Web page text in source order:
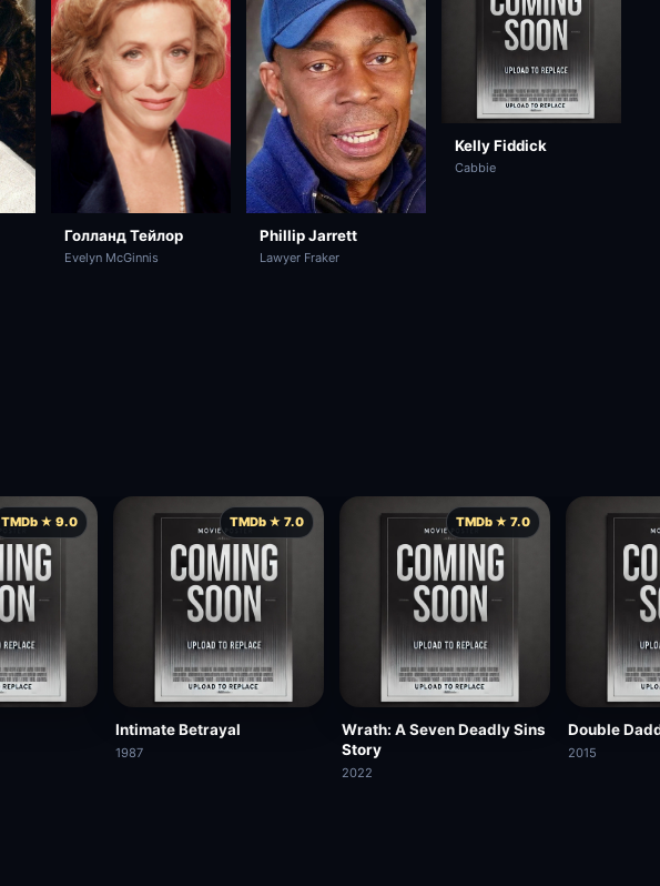
Голланд Тейлор
Evelyn McGinnis
Phillip Jarrett
Lawyer Fraker
Kelly Fiddick
Cabbie
TMDb ★ 9.0 TMDb ★ 7.0
Intimate Betrayal
1987
TMDb ★ 7.0
Wrath: A Seven Deadly Sins
Story
2022
Double
2015